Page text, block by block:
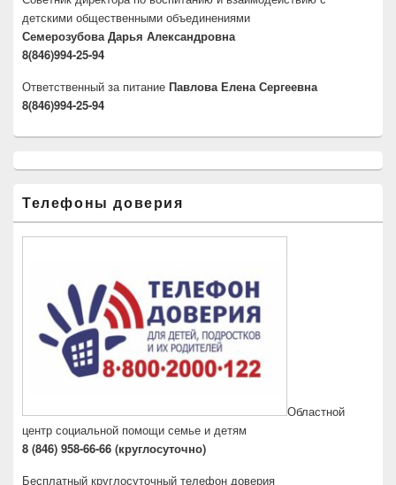
детскими общественными объединениями
Семерозубова Дарья Александровна
8(846)994-25-94
Ответственный за питание Павлова Елена Сергеевна
8(846)994-25-94
Телефоны доверия
Областной
центр социальной помощи семье и детям
8 (846) 958-66-66 (круглосуточно)
Бесплатный круглосуточный телефон доверия